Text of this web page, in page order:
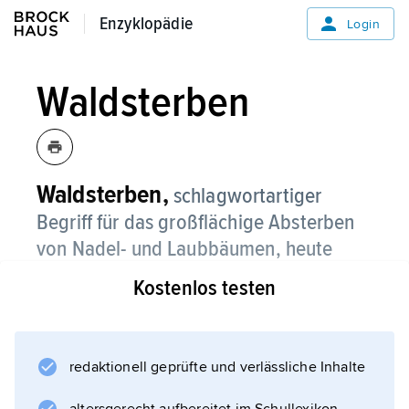
Enzyklopädie
Enzyklopädie Login
Waldsterben
Waldsterben, schlagwortartiger
Begriff für das großflächige Absterben
von Nadel- und Laubbäumen, heute
meist als »neuartige Waldschäden«
Waldgebiet auf belastende Einwirkungen aus
Kostenlos testen
redaktionell geprüfte und verlässliche Inhalte